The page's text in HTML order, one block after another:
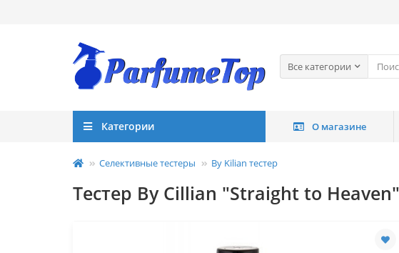
Все категории
Категории О магазине
Селективные тестеры By Kilian тестер
Тестер By Cillian "Straight to